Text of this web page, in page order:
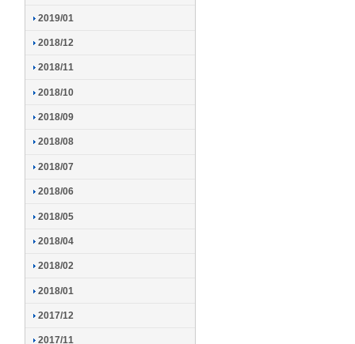
2019/01
2018/12
2018/11
2018/10
2018/09
2018/08
2018/07
2018/06
2018/05
2018/04
2018/02
2018/01
2017/12
2017/11